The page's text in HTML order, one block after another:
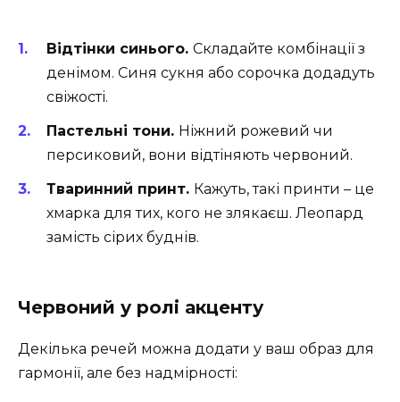
Відтінки синього. Складайте комбінації з
денімом. Синя сукня або сорочка додадуть
свіжості.
Пастельні тони. Ніжний рожевий чи
персиковий, вони відтіняють червоний.
Тваринний принт. Кажуть, такі принти – це
хмарка для тих, кого не злякаєш. Леопард
замість сірих буднів.
Червоний у ролі акценту
Декілька речей можна додати у ваш образ для
гармонії, але без надмірності: